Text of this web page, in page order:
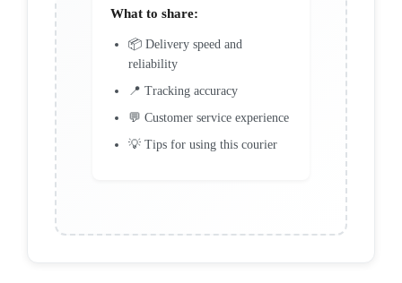
What to share:
📦 Delivery speed and
reliability
📍 Tracking accuracy
💬 Customer service experience
💡 Tips for using this courier